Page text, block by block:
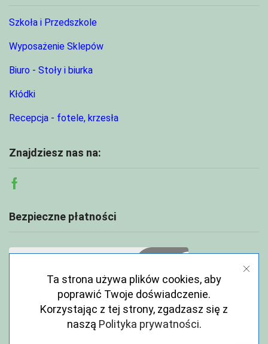
Szkoła i Przedszkole
Wyposażenie Sklepów
Biuro - Stoły i biurka
Kłódki
Recepcja - fotele, krzesła
Znajdziesz nas na:
Facebook
Bezpieczne płatności
Ta strona używa plików cookies, aby
poprawić Twoje doświadczenie.
Korzystając z tej strony, zgadzasz się z
naszą Polityka prywatności.